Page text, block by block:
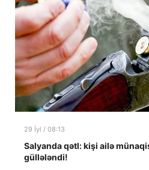
29 İyl / 08:13
Salyanda qətl: kişi ailə
güllələndi!